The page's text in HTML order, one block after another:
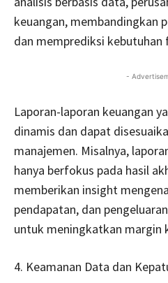
keuangan, membandingkan
dan memprediksi kebutuhan
-
Laporan-laporan keuangan
dinamis dan dapat
manajemen. Misalnya,
hanya berfokus pada hasil
memberikan insight
pendapatan, dan
untuk meningkatkan margin
4. Keamanan Data dan